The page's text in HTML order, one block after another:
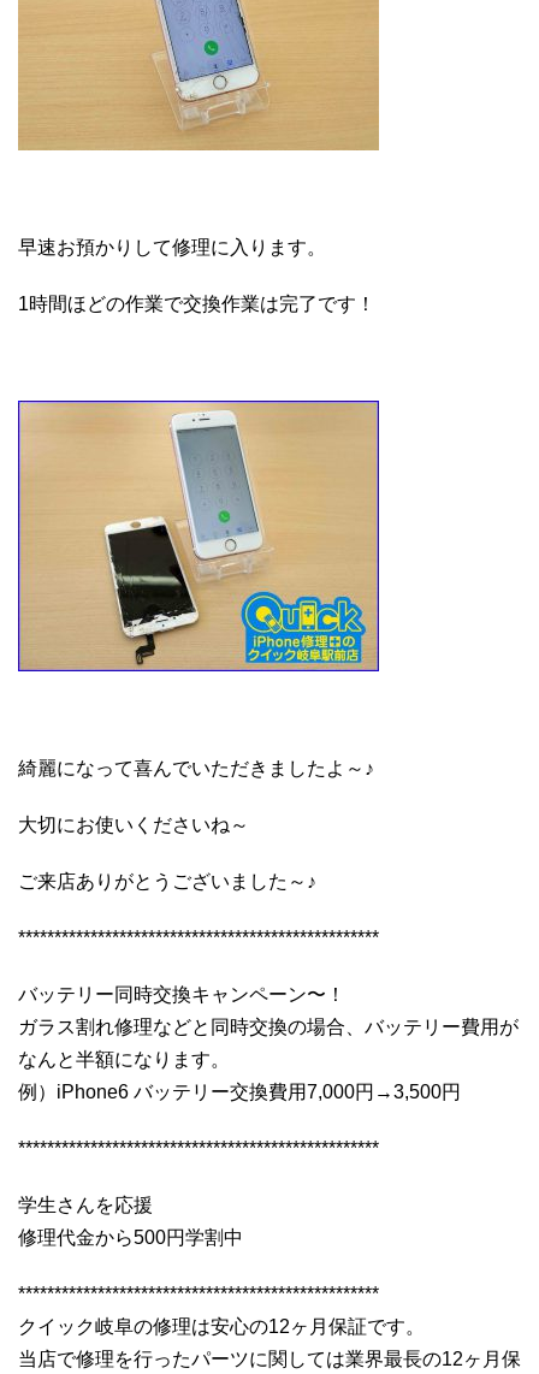
早速お預かりして修理に入ります。
1時間ほどの作業で交換作業は完了です！
綺麗になって喜んでいただきましたよ～♪
大切にお使いくださいね～
ご来店ありがとうございました～♪
**************************************************
バッテリー同時交換キャンペーン〜！
ガラス割れ修理などと同時交換の場合、バッテリー費用が
なんと半額になります。
例）iPhone6 バッテリー交換費用7,000円→3,500円
**************************************************
学生さんを応援
修理代金から500円学割中
**************************************************
クイック岐阜の修理は安心の12ヶ月保証です。
当店で修理を行ったパーツに関しては業界最長の12ヶ月保